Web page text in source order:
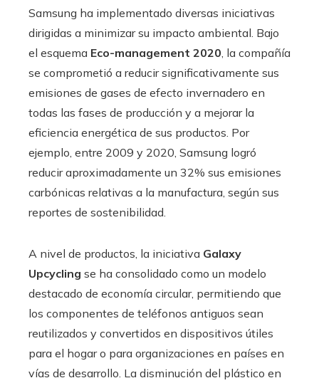
Samsung ha implementado diversas iniciativas
dirigidas a minimizar su impacto ambiental. Bajo
el esquema Eco-management 2020 , la compañía
se comprometió a reducir significativamente sus
emisiones de gases de efecto invernadero en
todas las fases de producción y a mejorar la
eficiencia energética de sus productos. Por
ejemplo, entre 2009 y 2020, Samsung logró
reducir aproximadamente un 32% sus emisiones
carbónicas relativas a la manufactura, según sus
reportes de sostenibilidad.
A nivel de productos, la iniciativa Galaxy
Upcycling se ha consolidado como un modelo
destacado de economía circular, permitiendo que
los componentes de teléfonos antiguos sean
reutilizados y convertidos en dispositivos útiles
para el hogar o para organizaciones en países en
vías de desarrollo. La disminución del plástico en